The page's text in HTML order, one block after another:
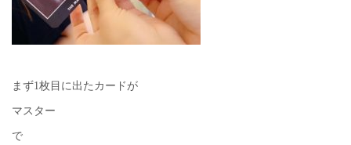
まず1枚目に出たカードが
マスター
で